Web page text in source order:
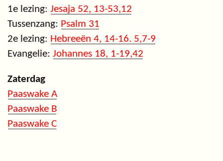
1e lezing: Jesaja 52, 13-53,12
Tussenzang: Psalm 31
2e lezing: Hebreeën 4, 14-16. 5,7-9
Evangelie: Johannes 18, 1-19,42
Zaterdag
Paaswake A
Paaswake B
Paaswake C